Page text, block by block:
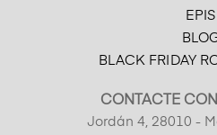
EPIS
BLACK FRIDAY
CONTACTE
Jordán 4, 28010 -